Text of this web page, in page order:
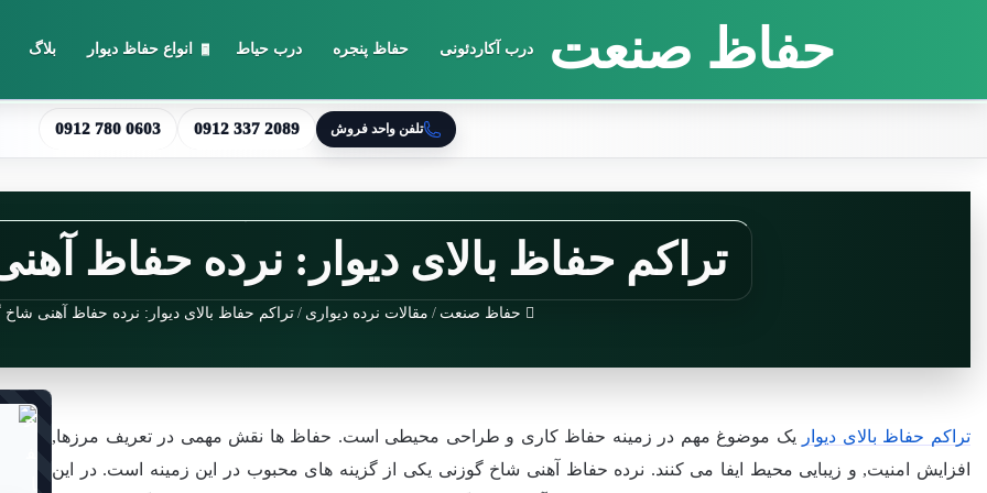
حفاظ صنعت درب آکاردئونی حفاظ پنجره درب حیاط انواع حفاظ دیوار بلاگ
تلفن واحد فروش 0912 780 0603 0912 337 2089
تراکم حفاظ بالای دیوار: نرده حفاظ
حفاظ صنعت / مقالات نرده دیواری / تراکم حفاظ بالای دیوار: نرده حفاظ آهنی شاخ
تراکم حفاظ بالای دیوار
یک موضوغ مهم در زمینه حفاظ کاری و طراحی محیطی است. حفاظ ها نقش مهمی در تعریف مرزها,
افزایش امنیت, و زیبایی محیط ایفا می کنند. نرده حفاظ آهنی شاخ گوزنی یکی از گزینه های محبوب در این زمینه است. در این